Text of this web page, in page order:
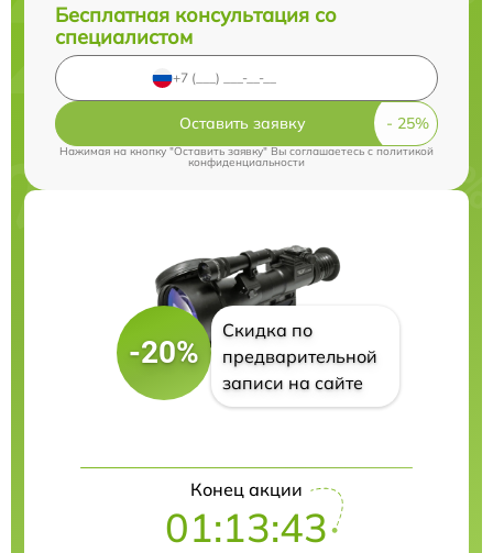
Бесплатная консультация со
специалистом
Оставить заявку
Нажимая на кнопку "Оставить заявку" Вы соглашаетесь cполитикой
конфиденциальности
-20%
Скидка по
предварительной
записи на сайте
Конец акции
01:13:42